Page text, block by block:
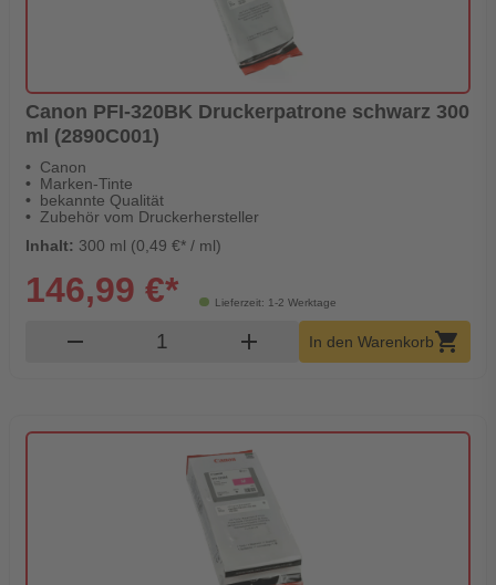
Canon PFI-320BK Druckerpatrone schwarz 300
ml (2890C001)
Canon
Marken-Tinte
bekannte Qualität
Zubehör vom Druckerhersteller
Inhalt: 300 ml (0,49 €* / ml)
Lieferzeit: 1-2 Werktage
146,99 €*
remove Produkt Warenkorb Menge
add In den Warenkorbshopping_cart